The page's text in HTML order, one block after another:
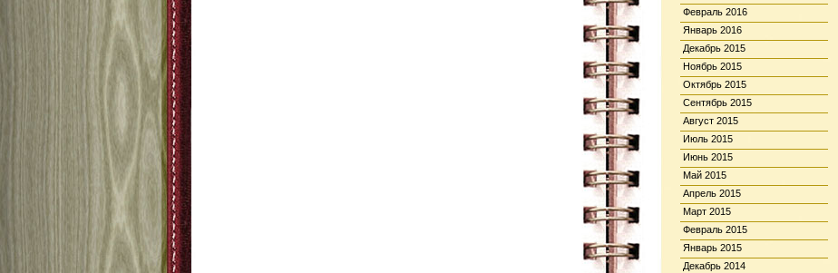
Февраль 2016
Январь 2016
Декабрь 2015
Ноябрь 2015
Октябрь 2015
Сентябрь 2015
Август 2015
Июль 2015
Июнь 2015
Май 2015
Апрель 2015
Март 2015
Февраль 2015
Январь 2015
Декабрь 2014